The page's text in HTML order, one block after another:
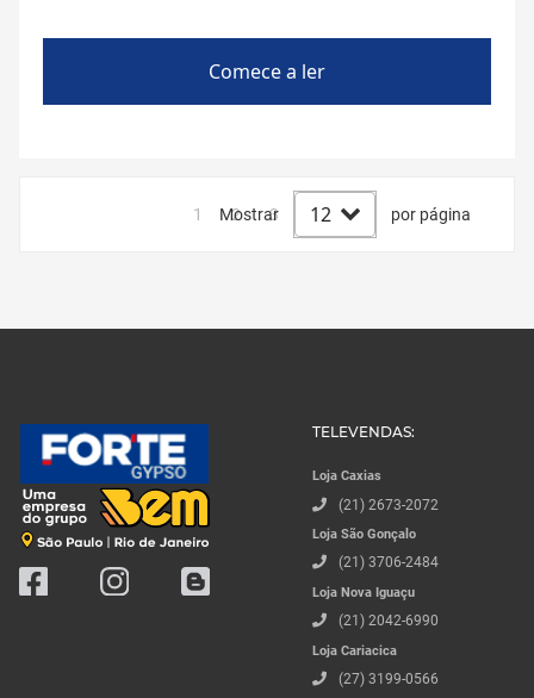
passando por uma reforma, certamente já ouvir falar nele e,
provavelmente, está na […]Comece a ler
1 2 3 4 5
Mostrar por página
TELEVENDAS:
Loja Caxias
(21) 2673-2072
Loja São Gonçalo
(21) 3706-2484
Loja Nova Iguaçu
(21) 2042-6990
Loja Cariacica
(27) 3199-0566